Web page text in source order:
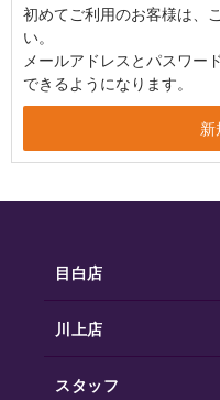
初めてご利用のお客様は、
い。
メールアドレスとパスワー
できるようになります。
目白店
川上店
スタッフ